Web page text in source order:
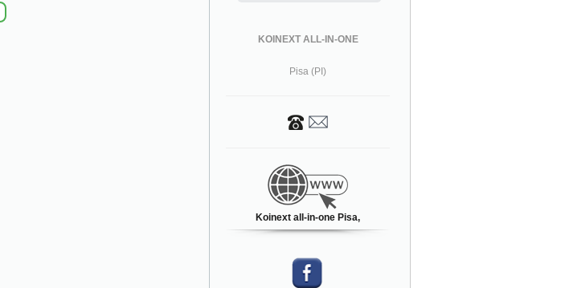
KOINEXT ALL-IN-ONE
Pisa (PI)
Koinext all-in-one Pisa,